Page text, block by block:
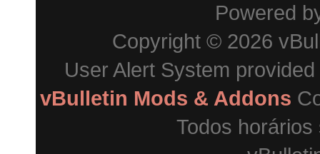
Powered
Copyright © 2026
User Alert System
vBulletin Mods & Addons
Todos